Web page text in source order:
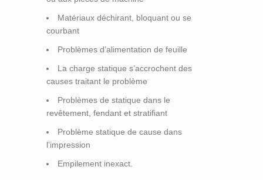
Matériaux déchirant, bloquant ou se
courbant
Problèmes d’alimentation de feuille
La charge statique s’accrochent des
causes traitant le problème
Problèmes de statique dans le
revêtement, fendant et stratifiant
Problème statique de cause dans
l’impression
Empilement inexact.